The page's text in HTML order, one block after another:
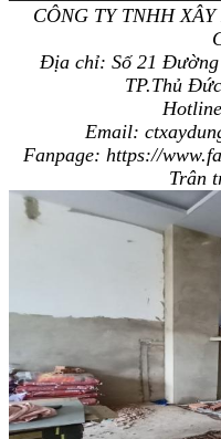
CÔNG TY TNHH
Địa chỉ: Số 21 Đường
TP.Thủ
Email:
Fanpage: https://
Trân